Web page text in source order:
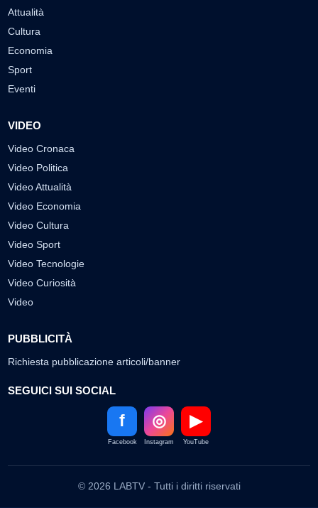
Attualità
Cultura
Economia
Sport
Eventi
VIDEO
Video Cronaca
Video Politica
Video Attualità
Video Economia
Video Cultura
Video Sport
Video Tecnologie
Video Curiosità
Video
PUBBLICITÀ
Richiesta pubblicazione articoli/banner
SEGUICI SUI SOCIAL
f
Facebook
◎
Instagram
▶
YouTube
© 2026 LABTV - Tutti i diritti riservati